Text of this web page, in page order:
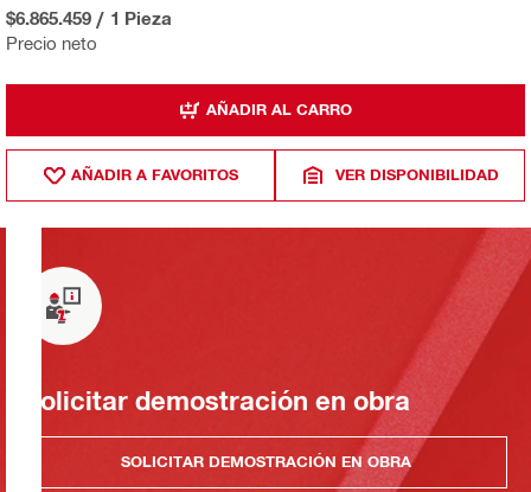
Precio neto
$6.865.459 / 1 Pieza
AÑADIR AL CARRO
AÑADIR A FAVORITOS VER DISPONIBILIDAD
Solicitar demostración en obra
SOLICITAR DEMOSTRACIÓN EN OBRA